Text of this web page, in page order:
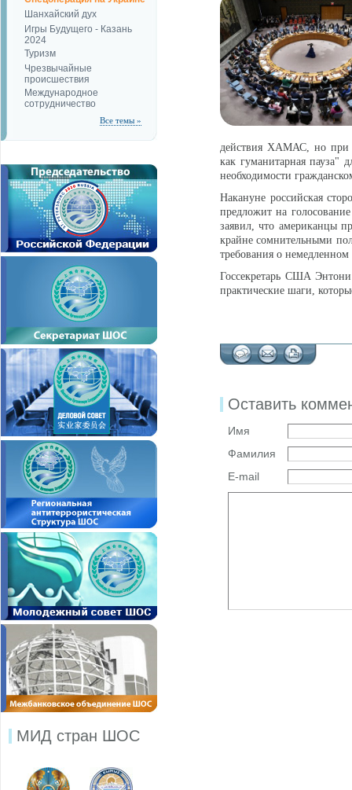
Шанхайский дух
Игры Будущего - Казань
2024
Туризм
Чрезвычайные
происшествия
Международное
сотрудничество
Все темы »
МИД стран ШОС
действия ХАМАС, но при
как гуманитарная пауза"
необходимости
Накануне российская
предложит на
заявил, что американцы
крайне сомнительными
требования о
Госсекретарь США
практические шаги,
Оставить
Имя
Фамилия
E-mail